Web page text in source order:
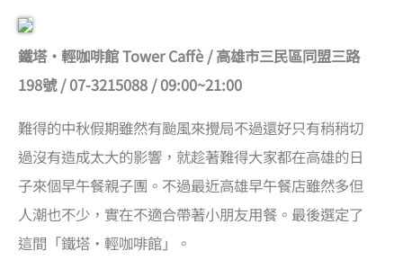
鐵塔‧輕咖啡館 Tower Caffè / 高雄市三民區同盟三路
198號 / 07-3215088 / 09:00~21:00
難得的中秋假期雖然有颱風來攪局不過還好只有稍稍切
過沒有造成太大的影響，就趁著難得大家都在高雄的日
子來個早午餐親子團。不過最近高雄早午餐店雖然多但
人潮也不少，實在不適合帶著小朋友用餐。最後選定了
這間「鐵塔‧輕咖啡館」。